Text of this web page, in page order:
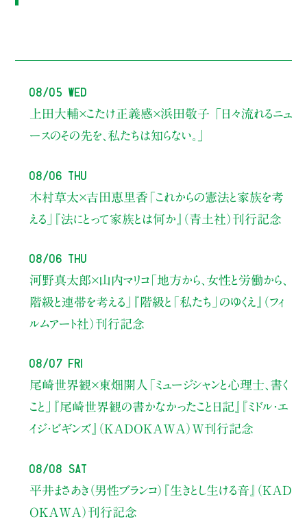
08/05 Wed
上田大輔×こたけ正義感×浜田敬子 「日々流れるニュ
ースのその先を、私たちは知らない。」
08/06 Thu
木村草太×吉田恵里香 「これからの憲法と家族を考
える」
『法にとって家族とは何か』（青土社）刊行記念
08/06 Thu
河野真太郎×山内マリコ「地方から、女性と労働から、
階級と連帯を考える」
『階級と「私たち」のゆくえ』（フィ
ルムアート社）刊行記念
08/07 Fri
尾崎世界観×東畑開人
「ミュージシャンと心理士、書く
こと」
『尾崎世界観の書かなかったこと日記』『ミドル・エ
イジ・ビギンズ』（KADOKAWA）W刊行記念
08/08 Sat
平井まさあき（男性ブランコ） 『生きとし生ける音』（KAD
OKAWA）刊行記念